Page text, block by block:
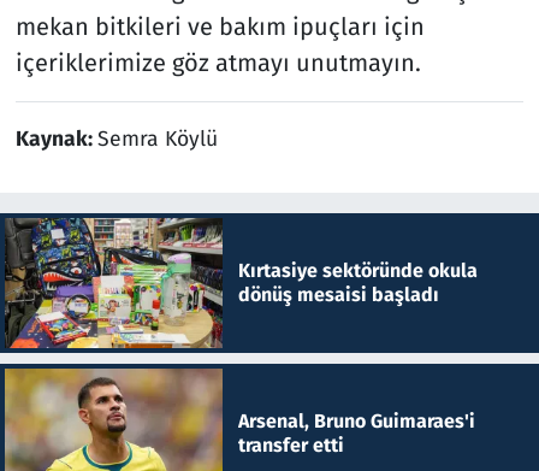
mekan bitkileri ve bakım ipuçları için
içeriklerimize göz atmayı unutmayın.
Kaynak:Semra Köylü
Kırtasiye sektöründe okula
dönüş mesaisi başladı
Arsenal, Bruno Guimaraes'i
transfer etti